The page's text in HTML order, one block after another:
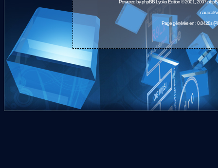
Powered byphpBBLyoko Edition © 2001, 2007
Page générée en : 0.0428s